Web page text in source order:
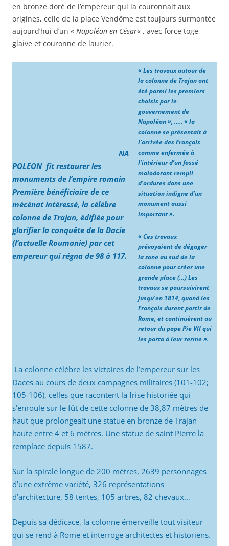
en bronze doré de l’empereur qui la couronnait aux
origines, celle de la place Vendôme est toujours surmontée
aujourd’hui d’un « Napoléon en César« , avec force toge,
glaive et couronne de laurier.
NA
POLEON fit restaurer les
monuments de l’empire romain
Première bénéficiaire de ce
mécénat intéressé, la célèbre
colonne de Trajan, édifiée pour
glorifier la conquête de la Dacie
(l’actuelle Roumanie) par cet
empereur qui régna de 98 à 117.
« Les travaux autour de
la colonne de Trajan ont
été parmi les premiers
choisis par le
gouvernement de
Napoléon », ….. « la
colonne se présentait à
l’arrivée des Français
comme enfermée à
l’intérieur d’un fossé
malodorant rempli
d’ordures dans une
situation indigne d’un
monument aussi
important ».
« Ces travaux
prévoyaient de dégager
la zone au sud de la
colonne pour créer une
grande place (…) Les
travaux se poursuivirent
jusqu’en 1814, quand les
Français durent partir de
Rome, et continuèrent au
retour du pape Pie VII qui
les porta à leur terme ».
La colonne célèbre les victoires de l’empereur sur les
Daces au cours de deux campagnes militaires (101-102;
105-106), celles que racontent la frise historiée qui
s’enroule sur le fût de cette colonne de 38,87 mètres de
haut que prolongeait une statue en bronze de Trajan
haute entre 4 et 6 mètres. Une statue de saint Pierre la
remplace depuis 1587.
Sur la spirale longue de 200 mètres, 2639 personnages
d’une extrême variété, 326 représentations
d’architecture, 58 tentes, 105 arbres, 82 chevaux…
Depuis sa dédicace, la colonne émerveille tout visiteur
qui se rend à Rome et interroge architectes et historiens.